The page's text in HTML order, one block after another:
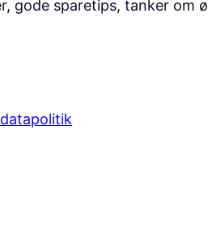
gode sparetips, tanker om